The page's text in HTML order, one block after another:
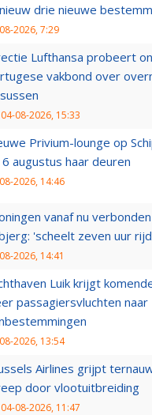
drie nieuwe
2026, 7:29
Lufthansa probeert
vakbond over
04-08-2026, 15:33
Privium-lounge op
augustus haar deuren
2026, 14:46
vanaf nu
'scheelt zeven uur
2026, 14:41
Luik krijgt
passagiersvluchten naar
2026, 13:54
Airlines grijpt
door vlootuitbreiding
04-08-2026, 11:47